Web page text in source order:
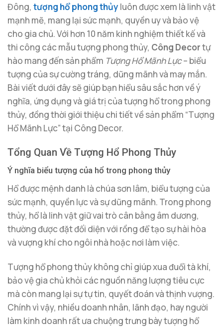
Đông, tượng hổ phong thủy luôn được xem là linh vật
mạnh mẽ, mang lại sức mạnh, quyền uy và bảo vệ
cho gia chủ. Với hơn 10 năm kinh nghiệm thiết kế và
thi công các mẫu tượng phong thủy, Công Decortự
hào mang đến sản phẩm Tượng Hổ Mãnh Lực– biểu
tượng của sự cường tráng, dũng mãnh và may mắn.
Bài viết dưới đây sẽ giúp bạn hiểu sâu sắc hơn về ý
nghĩa, ứng dụng và giá trị của tượng hổ trong phong
thủy, đồng thời giới thiệu chi tiết về sản phẩm “Tượng
Hổ Mãnh Lực” tại Công Decor.
Tổng Quan Về Tượng Hổ Phong Thủy
Ý nghĩa biểu tượng của hổ trong phong thủy
Hổ được mệnh danh là chúa sơn lâm, biểu tượng của
sức mạnh, quyền lực và sự dũng mãnh. Trong phong
thủy, hổ là linh vật giữ vai trò cân bằng âm dương,
thường được đặt đối diện với rồng để tạo sự hài hòa
và vượng khí cho ngôi nhà hoặc nơi làm việc.
Tượng hổ phong thủy không chỉ giúp xua đuổi tà khí,
bảo vệ gia chủ khỏi các nguồn năng lượng tiêu cực
mà còn mang lại sự tự tin, quyết đoán và thịnh vượng.
Chính vì vậy, nhiều doanh nhân, lãnh đạo, hay người
làm kinh doanh rất ưa chuộng trưng bày tượng hổ